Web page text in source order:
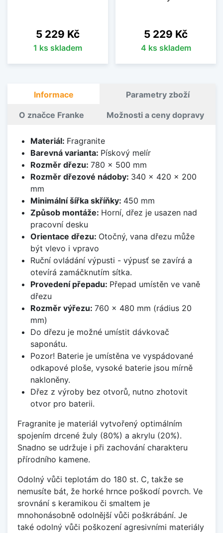
Cena
5 229 Kč
1 ks skladem
Cena
5 229 Kč
4 ks skladem
Informace Parametry zboží
O značce Franke Možnosti a ceny dopravy
Materiál: Fragranite
Barevná varianta: Pískový melír
Rozměr dřezu: 780 x 500 mm
Rozměr dřezové nádoby: 340 x 420 x 200
mm
Minimální šířka skříňky: 450 mm
Způsob montáže: Horní, dřez je usazen nad
pracovní desku
Orientace dřezu: Otočný, vana dřezu může
být vlevo i vpravo
Ruční ovládání výpusti - výpusť se zavírá a
otevírá zamáčknutím sítka.
Provedení přepadu: Přepad umístěn ve vaně
dřezu
Rozměr výřezu: 760 x 480 mm (rádius 20
mm)
Do dřezu je možné umístit dávkovač
saponátu.
Pozor! Baterie je umístěna ve vyspádované
odkapové ploše, vysoké baterie jsou mírně
nakloněny.
Dřez z výroby bez otvorů, nutno zhotovit
otvor pro baterii.
Fragranite je materiál vytvořený optimálním
spojením drcené žuly (80%) a akrylu (20%).
Snadno se udržuje i při zachování charakteru
přírodního kamene.
Odolný vůči teplotám do 180 st. C, takže se
nemusíte bát, že horké hrnce poškodí povrch. Ve
srovnání s keramikou či smaltem je
mnohonásobně odolnější vůči poškrábání. Je
také odolný vůči poškození agresivními materiály